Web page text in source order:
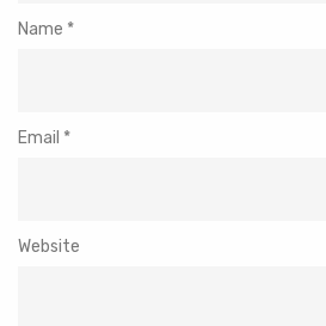
Name *
Email *
Website